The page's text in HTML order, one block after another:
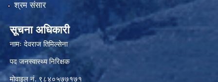
श्रम संसार
सूचना अधिकारी
नामः देवराज तिमिल्सेना
पद जनस्वास्थ्य निरिक्षक
मोवाइल नं. ९८४०५७७१७१